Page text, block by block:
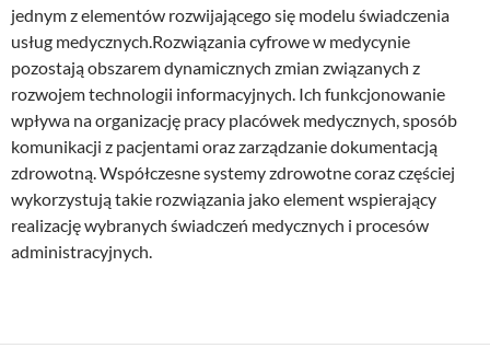
jednym z elementów rozwijającego się modelu świadczenia
usług medycznych.Rozwiązania cyfrowe w medycynie
pozostają obszarem dynamicznych zmian związanych z
rozwojem technologii informacyjnych. Ich funkcjonowanie
wpływa na organizację pracy placówek medycznych, sposób
komunikacji z pacjentami oraz zarządzanie dokumentacją
zdrowotną. Współczesne systemy zdrowotne coraz częściej
wykorzystują takie rozwiązania jako element wspierający
realizację wybranych świadczeń medycznych i procesów
administracyjnych.